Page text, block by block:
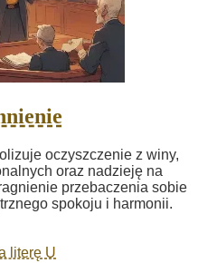
oczyszczenie z winy,
oraz nadzieję na
przebaczenia sobie
spokoju i harmonii.
literę U